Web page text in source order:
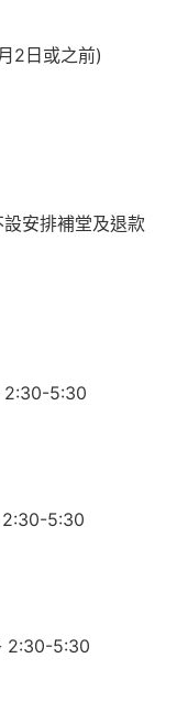
2日或之前)
安排補堂及退款
2:30-5:30
2:30-5:30
2:30-5:30